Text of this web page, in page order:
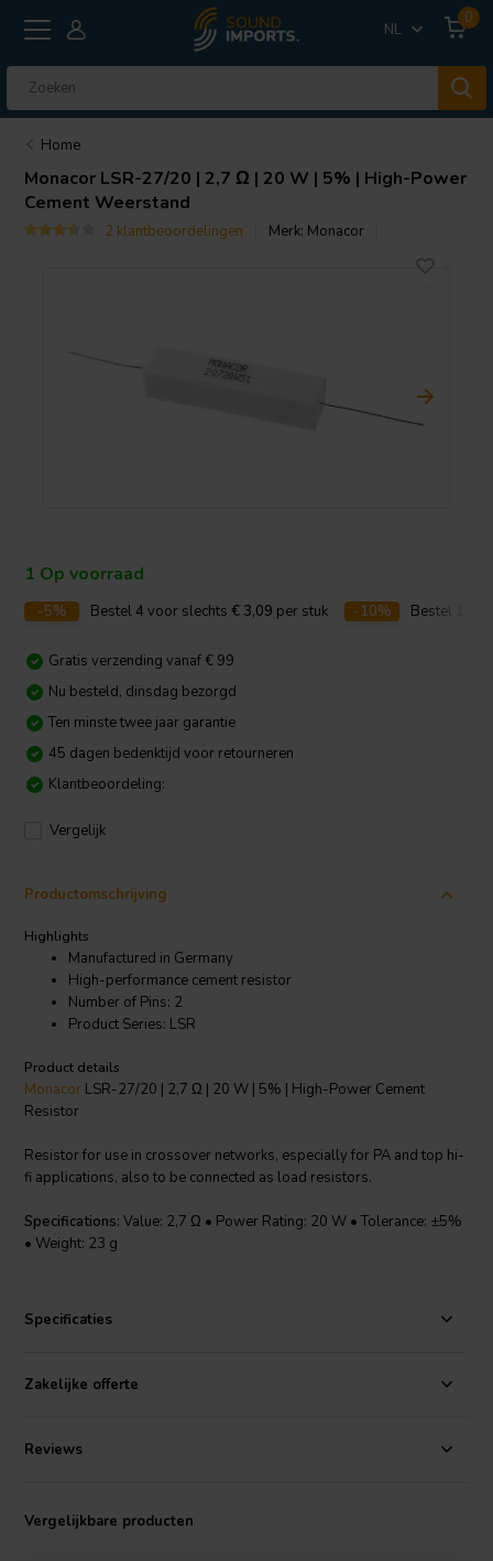
NL
0
Home
Monacor LSR-27/20 | 2,7 Ω | 20 W | 5% | High-Power
Cement Weerstand
2 klantbeoordelingen Merk: Monacor
1 Op voorraad
-5% Bestel4 voor slechts € 3,09 per stuk -10% Bestel
Gratis verzending vanaf € 99
Nu besteld, dinsdag bezorgd
Ten minste twee jaar garantie
45 dagen bedenktijd voor retourneren
Klantbeoordeling:
Vergelijk
Productomschrijving
Highlights
Manufactured in Germany
High-performance cement resistor
Number of Pins: 2
Product Series: LSR
Product details
Monacor LSR-27/20 | 2,7 Ω | 20 W | 5% | High-Power Cement
Resistor
Resistor for use in crossover networks, especially for PA and top hi-
fi applications, also to be connected as load resistors.
Specifications: Value: 2,7 Ω • Power Rating: 20 W • Tolerance: ±5%
• Weight: 23 g
Specificaties
Zakelijke offerte
Reviews
Vergelijkbare producten